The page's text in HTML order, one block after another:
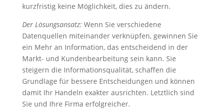
kurzfristig keine Möglichkeit, dies zu ändern.
Der Lösungsansatz: Wenn Sie verschiedene
Datenquellen miteinander verknüpfen, gewinnen Sie
ein Mehr an Information, das entscheidend in der
Markt- und Kundenbearbeitung sein kann. Sie
steigern die Informationsqualität, schaffen die
Grundlage für bessere Entscheidungen und können
damit Ihr Handeln exakter ausrichten. Letztlich sind
Sie und Ihre Firma erfolgreicher.